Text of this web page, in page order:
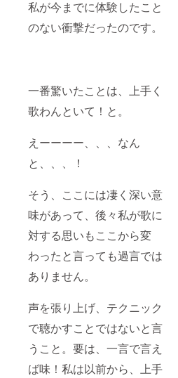
私が今までに体験したこと
のない衝撃だったのです。
一番驚いたことは、上手く
歌わんといて！と。
えーーーー、、、なん
と、、、！
そう、ここには凄く深い意
味があって、後々私が歌に
対する思いもここから変
わったと言っても過言では
ありません。
声を張り上げ、テクニック
で聴かすことではないと言
うこと。要は、一言で言え
ば味！私は以前から、上手